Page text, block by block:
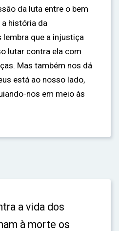
da luta entre o bem
a história da
lembra que a injustiça
lutar contra ela com
Mas também nos dá
está ao nosso lado,
nos em meio às
a vida dos
à morte os